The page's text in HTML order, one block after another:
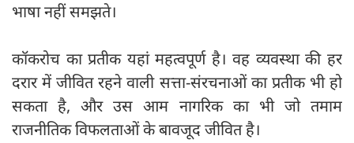
भाषा नहीं समझते।
कॉकरोच का प्रतीक यहां महत्वपूर्ण है। वह व्यवस्था की हर
दरार में जीवित रहने वाली सत्ता-संरचनाओं का प्रतीक भी हो
सकता है, और उस आम नागरिक का भी जो तमाम
राजनीतिक विफलताओं के बावजूद जीवित है।